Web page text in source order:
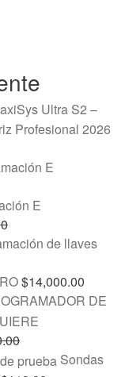
Ultra S2 –
Profesional 2026
E
$14,000.00
DE
Sondas